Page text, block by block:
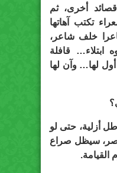
أخرى، ثم
تكتب آهاتها
خلف شاعر،
ابتلاء… قافلة
لها… وآن لها
أزلية، حتى لو
سيظل صراع
القيامة.